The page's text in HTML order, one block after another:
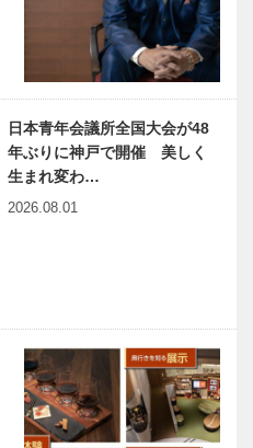
ヌ）｜2023
年 8月 リニ
ューアル｜
特集…
有馬禅寿司｜
集-新しい有
馬
吉高屋（よし
たかや）｜
2023年 新発
売｜特集-新
しい有馬
日本青年会議所全国大会が48
年ぶりに神戸で開催 美しく
生まれ変わ…
2026.08.01